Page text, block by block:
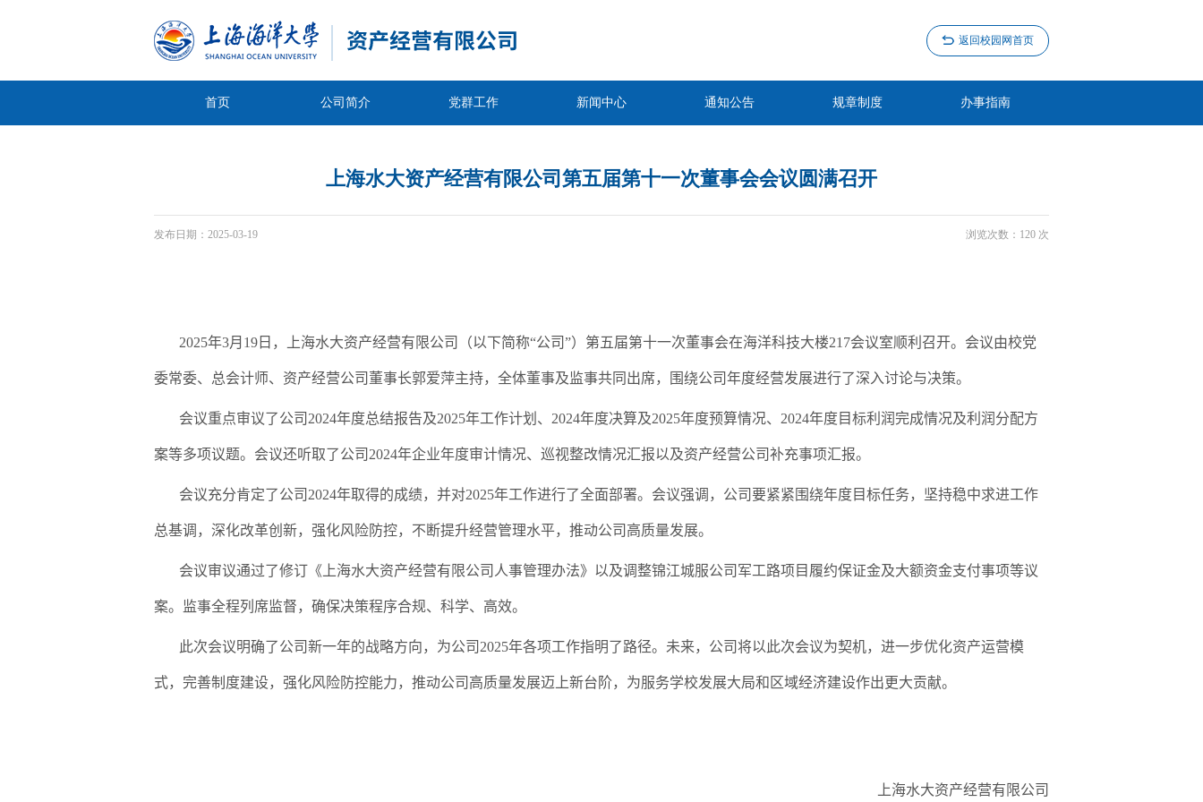
返回校园网首页
首页 公司简介 党群工作 新闻中心 通知公告 规章制度 办事指南
上海水大资产经营有限公司第五届第十一次董事会会议圆满召开
发布日期： 2025-03-19 浏览次数： 120 次
2025年3月 19 日，上海水大资产经营有限公司（以下简称“公司”）第五届第十一次董事会在海洋科技大楼217会议室顺利召开。会议由校党
委常委、总会计师、资产经营公司董事长郭爱萍主持，全体董事及监事共同出席，围绕公司年度经营发展进行了深入讨论与决策。
会议重点审议了公司 2024年度总结报告及2025年工作计划、 2024年度决算及2025年度预算情况、 2024年度目标利润完成情况及利润分配方
案等多项议题。会议还听取了公司 2024年企业年度审计情况、巡视整改情况汇报以及资产经营公司补充事项汇报。
会议充分肯定了公司 2024年取得的成绩，并对2025年工作进行了全面部署。会议强调，公司要紧紧围绕年度目标任务，坚持稳中求进工作
总基调，深化改革创新，强化风险防控，不断提升经营管理水平，推动公司高质量发展。
会议审议通过了修订《上海水大资产经营有限公司人事管理办法》以及调整锦江城服公司军工路项目履约保证金及大额资金支付事项等议
案。监事全程列席监督，确保决策程序合规、科学、高效。
此次会议明确了公司新一年的战略方向，为公司 2025年各项工作指明了路径。未来，公司将以此次会议为契机，进一步优化资产运营模
式，完善制度建设，强化风险防控能力，推动公司高质量发展迈上新台阶，为服务学校发展大局和区域经济建设作出更大贡献。
上海水大资产经营有限公司